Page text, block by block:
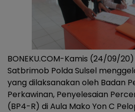
BONEKU.COM-Kamis (24/09/
Satbrimob Polda Sulsel
yang dilaksanakan oleh Badan
Perkawinan, Penyelesaian
(BP4-R) di Aula Mako Yon C